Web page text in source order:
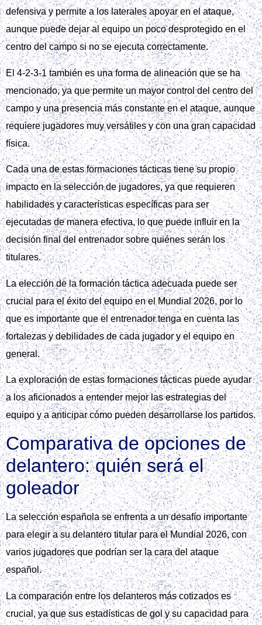
defensiva y permite a los laterales apoyar en el ataque,
aunque puede dejar al equipo un poco desprotegido en el
centro del campo si no se ejecuta correctamente.
El 4-2-3-1 también es una forma de alineación que se ha
mencionado, ya que permite un mayor control del centro del
campo y una presencia más constante en el ataque, aunque
requiere jugadores muy versátiles y con una gran capacidad
física.
Cada una de estas formaciones tácticas tiene su propio
impacto en la selección de jugadores, ya que requieren
habilidades y características específicas para ser
ejecutadas de manera efectiva, lo que puede influir en la
decisión final del entrenador sobre quiénes serán los
titulares.
La elección de la formación táctica adecuada puede ser
crucial para el éxito del equipo en el Mundial 2026, por lo
que es importante que el entrenador tenga en cuenta las
fortalezas y debilidades de cada jugador y el equipo en
general.
La exploración de estas formaciones tácticas puede ayudar
a los aficionados a entender mejor las estrategias del
equipo y a anticipar cómo pueden desarrollarse los partidos.
Comparativa de opciones de
delantero: quién será el
goleador
La selección española se enfrenta a un desafío importante
para elegir a su delantero titular para el Mundial 2026, con
varios jugadores que podrían ser la cara del ataque
español.
La comparación entre los delanteros más cotizados es
crucial, ya que sus estadísticas de gol y su capacidad para